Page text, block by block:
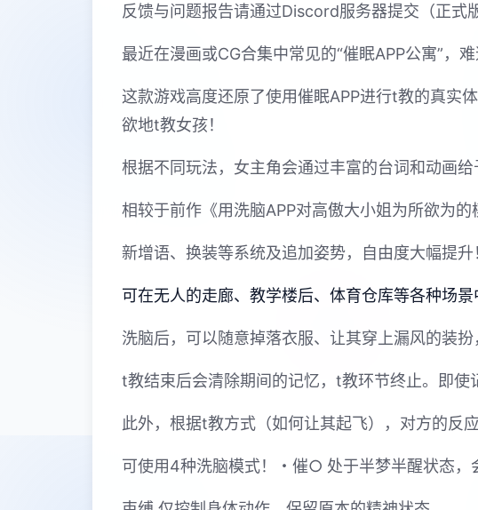
反馈与问题报告请通过Discord服务器提交（正式
最近在漫画或CG合集中常见的“催眠APP公寓”，
这款游戏高度还原了使用催眠APP进行t教的真实
欲地t教女孩！
根据不同玩法，女主角会通过丰富的台词和动画
相较于前作《用洗脑APP对高傲大小姐为所欲为的
新增语、换装等系统及追加姿势，自由度大幅提
可在无人的走廊、教学楼后、体育仓库等各种场景
洗脑后，可以随意掉落衣服、让其穿上漏风的装
t教结束后会清除期间的记忆，t教环节终止。即
此外，根据t教方式（如何让其起飞），对方的反
可使用4种洗脑模式！・催○ 处于半梦半醒状态，